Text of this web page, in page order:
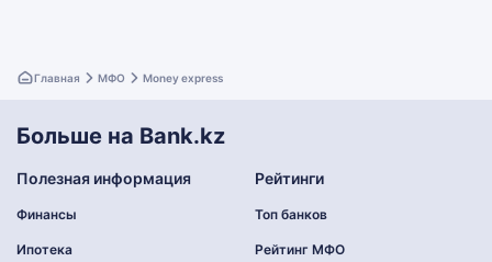
Главная МФО Money express
Больше на Bank.kz
Полезная информация
Финансы
Ипотека
Рейтинги
Топ банков
Рейтинг МФО